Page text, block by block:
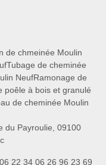
de chmeinée Moulin
Tubage de cheminée
NeufRamonage de
poêle à bois et granulé
de cheminée Moulin
du Payroulie, 09100
22 34 06 26 96 23 69